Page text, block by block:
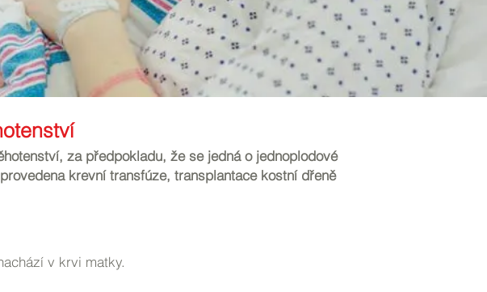
za předpokladu, že se jedná o jednoplodové
krevní transfúze, transplantace kostní dřeně
v krvi matky.